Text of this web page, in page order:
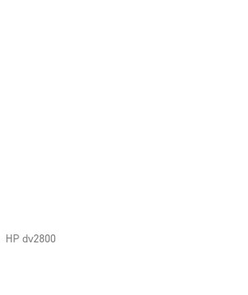
HP dv2800